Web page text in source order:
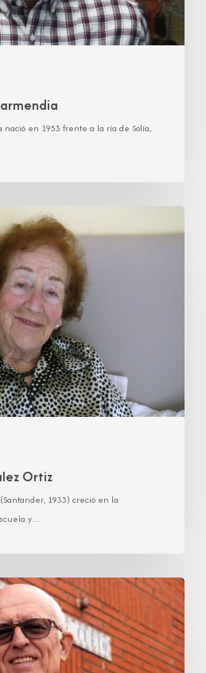
nació en 1953 frente a la ría de Solía,
Ortiz
1933) creció en la
y…